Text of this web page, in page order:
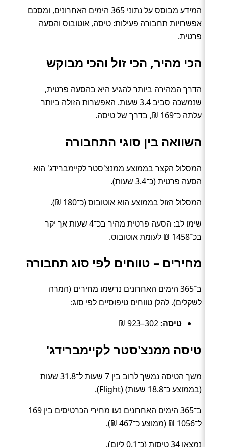
המידע מבוסס על נתוני 365 הימים האחרונים, ומסכם
אפשרויות תחבורה פעילות: טיסה, אוטובוס והסעה
פרטית.
הכי מהיר, הכי זול והכי מבוקש
הדרך המהירה ביותר להגיע היא בהסעה פרטית,
שנמשכה סביב 3.4 שעות. האפשרות הזולה ביותר
עלתה כ־169 ₪, בדרך של טיסה.
השוואה בין סוגי התחבורה
המסלול הקצר בממוצע ממנצ'סטר לקיימברידג' הוא
הסעה פרטית (כ־3.4 שעות).
המסלול הזול בממוצע הוא אוטובוס (כ־180 ₪).
שימו לב: הסעה פרטית מהיר בכ־4 שעות אך יקר
בכ־1458 ₪ לעומת אוטובוס.
מחירים – טווחים לפי סוג תחבורה
ב־365 הימים האחרונים נרשמו מחירים (המרה
לשקלים). להלן טווחים טיפוסיים לפי סוג:
טיסה:
טיסה ממנצ'סטר לקיימברידג'
משך הטיסה נמשך לרוב בין 7 שעות ל־31.8 שעות
(בממוצע כ־18.8 שעות) (Flight).
ב־365 הימים האחרונים נעו מחירי הכרטיסים בין 169
ל־1056 ₪ (ממוצע כ־467 ₪).
נמצאו 34 טיסות (כ־0.1 ליום).